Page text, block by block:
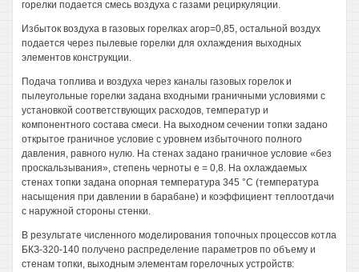
горелки подается смесь воздуха с газами рециркуляции.
Избыток воздуха в газовых горелках агор=0,85, остальной воздух
подается через пылевые горелки для охлаждения выходных
элементов конструкции.
Подача топлива и воздуха через каналы газовых горелок и
пылеугольные горелки задана входными граничными условиями с
установкой соответствующих расходов, температур и
компонентного состава смеси. На выходном сечении топки задано
открытое граничное условие с уровнем избыточного полного
давления, равного нулю. На стенах задано граничное условие «без
проскальзывания», степень черноты е = 0,8. На охлаждаемых
стенах топки задана опорная температура 345 °С (температура
насыщения при давлении в барабане) и коэффициент теплоотдачи
с наружной стороны стенки.
В результате численного моделирования топочных процессов котла
БКЗ-320-140 получено распределение параметров по объему и
стенам топки, выходным элементам горелочных устройств: